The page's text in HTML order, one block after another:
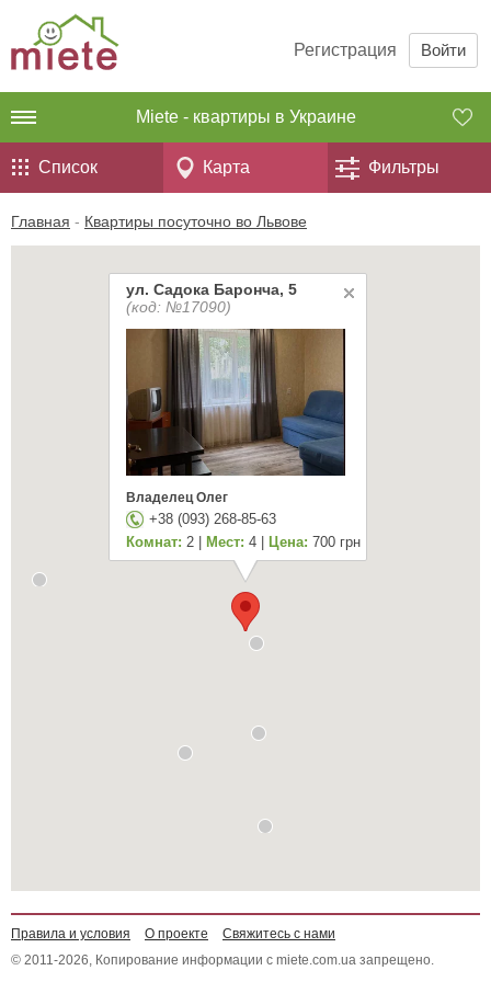
Регистрация Войти
Miete - квартиры в Украине
Список Карта Фильтры
Главная - Квартиры посуточно во Львове
ул. Садока Баронча, 5
(код: №17090)
Владелец Олег
+38 (093) 268-85-63
Комнат: 2 | Мест: 4 | Цена: 700 грн
Правила и условия О проекте
Свяжитесь с нами
© 2011-2026, Копирование информации с miete.com.ua запрещено.